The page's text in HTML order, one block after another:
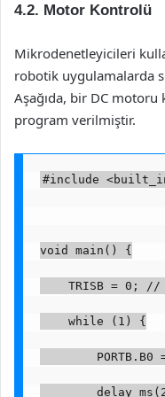
4.2. Motor Kontrolü
Mikrodenetleyicileri
robotik uygulamalarda
Aşağıda, bir DC
program verilmiştir.
#include
void main() {
TRISB = 0; //
    while (1) {
PORTB.B0